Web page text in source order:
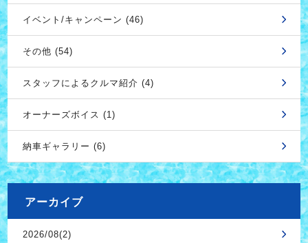
イベント/キャンペーン (46)
その他 (54)
スタッフによるクルマ紹介 (4)
オーナーズボイス (1)
納車ギャラリー (6)
アーカイブ
2026/08(2)